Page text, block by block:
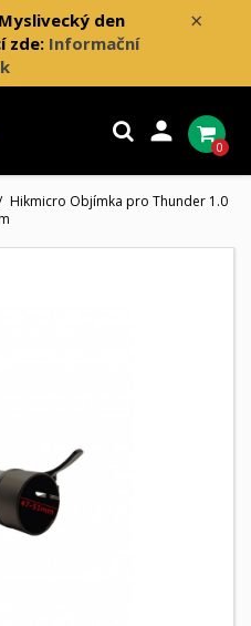
×
den
zde: Informační

0
Hikmicro Objímka pro Thunder 1.0